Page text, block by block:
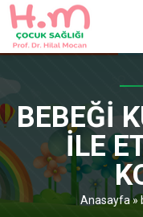
BEBEĞI
ILE
Anasayfa»